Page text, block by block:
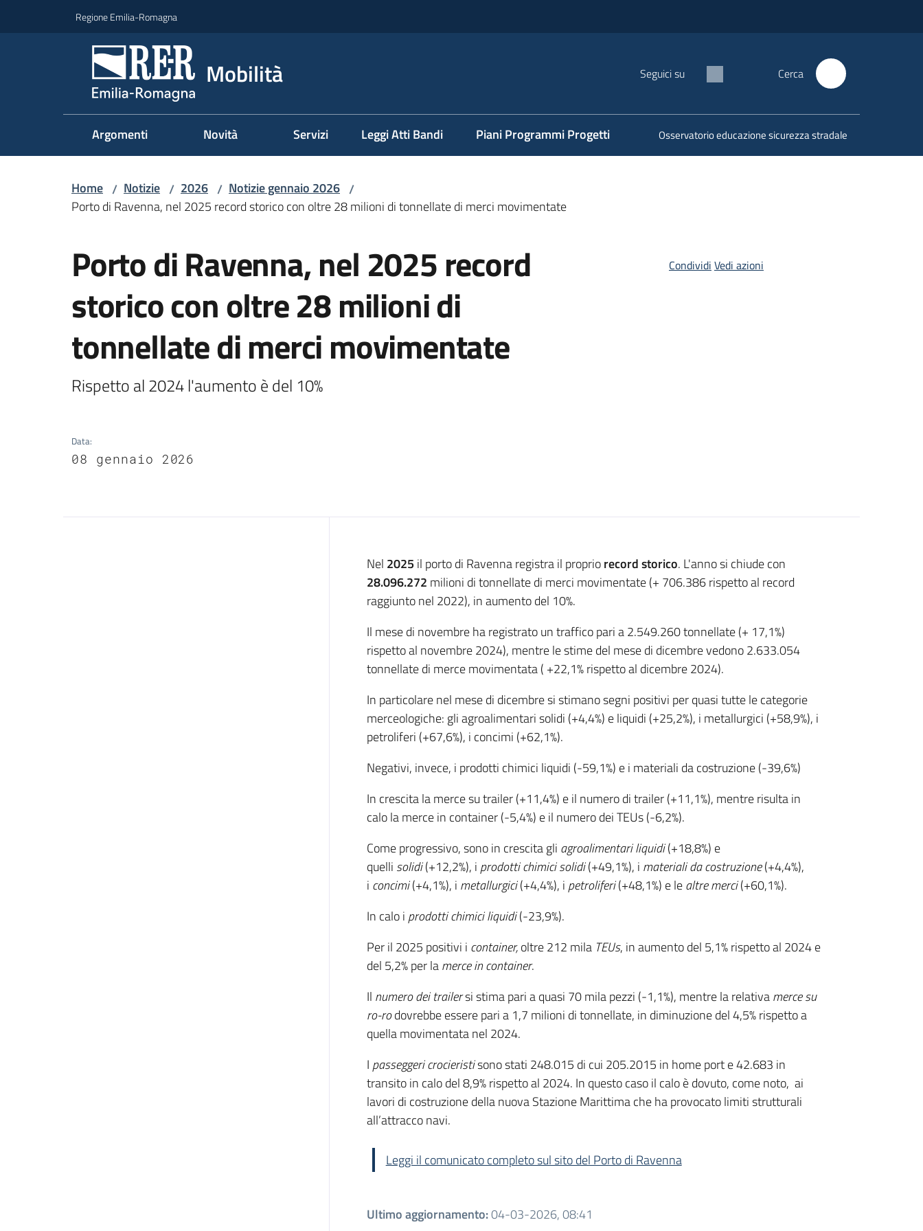
Regione Emilia-Romagna
Mobilità Seguici su Cerca
Argomenti Novità Servizi Leggi Atti Bandi Piani Programmi Progetti Osservatorio educazione sicurezza stradale
Home / Notizie / 2026 / Notizie gennaio 2026 /
Porto di Ravenna, nel 2025 record storico con oltre 28 milioni di tonnellate di merci movimentate
Porto di Ravenna, nel 2025 record
storico con oltre 28 milioni di
tonnellate di merci movimentate
Rispetto al 2024 l'aumento è del 10%
Data:
08 gennaio 2026
Condividi Vedi azioni
Introduzione
Nel 2025 il porto di Ravenna registra il propriorecord storico. L'anno si chiude con
28.096.272 milioni di tonnellate di merci movimentate (+ 706.386 rispetto al record
raggiunto nel 2022), in aumento del 10%.
Il mese di novembre ha registrato un traffico pari a 2.549.260 tonnellate (+ 17,1%)
rispetto al novembre 2024), mentre le stime del mese di dicembre vedono 2.633.054
tonnellate di merce movimentata ( +22,1% rispetto al dicembre 2024).
In particolare nel mese di dicembre si stimano segni positivi per quasi tutte le categorie
merceologiche: gli agroalimentari solidi (+4,4%) e liquidi (+25,2%), i metallurgici (+58,9%), i
petroliferi (+67,6%), i concimi (+62,1%).
Negativi, invece, i prodotti chimici liquidi (-59,1%) e i materiali da costruzione (-39,6%)
In crescita la merce su trailer (+11,4%) e il numero di trailer (+11,1%), mentre risulta in
calo la merce in container (-5,4%) e il numero dei TEUs (-6,2%).
Come progressivo, sono in crescita gli agroalimentari liquidi(+18,8%) e
quelli solidi(+12,2%), i prodotti chimicisolidi(+49,1%), i materiali da costruzione(+4,4%),
i concimi(+4,1%), i metallurgici(+4,4%), i petroliferi(+48,1%) e lealtre merci(+60,1%).
In calo i prodotti chimici liquidi(-23,9%).
Per il 2025 positivi i container,oltre 212 mila TEUs, in aumento del 5,1% rispetto al 2024 e
del 5,2% per lamerce in container.
Il numero dei trailersi stima pari a quasi 70 mila pezzi (-1,1%), mentre la relativamerce su
ro-rodovrebbe essere pari a 1,7 milioni di tonnellate, in diminuzione del 4,5% rispetto a
quella movimentata nel 2024.
I passeggeri crocieristisono stati 248.015 di cui 205.2015 in home port e 42.683 in
transito in calo del 8,9% rispetto al 2024. In questo caso il calo è dovuto, come noto, ai
lavori di costruzione della nuova Stazione Marittima che ha provocato limiti strutturali
all’attracco navi.
Leggi il comunicato completo sul sito del Porto di Ravenna
Ultimo aggiornamento:04-03-2026, 08:41